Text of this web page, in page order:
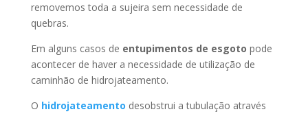
removemos toda a sujeira sem necessidade de
quebras.
Em alguns casos de entupimentos de esgoto pode
acontecer de haver a necessidade de utilização de
caminhão de hidrojateamento.
O hidrojateamento desobstrui a tubulação através